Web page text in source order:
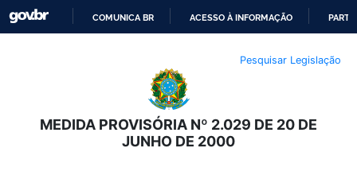
O
CONTEÚDO
COMUNICA BR ACESSO À INFORMAÇÃO
Pesquisar Legislação
MEDIDA PROVISÓRIA Nº 2.029 DE 20 DE
JUNHO DE 2000